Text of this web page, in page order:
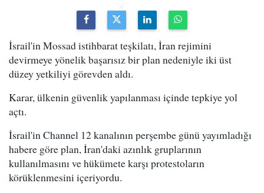
İsrail'in Mossad istihbarat teşkilatı, İran rejimini
devirmeye yönelik başarısız bir plan nedeniyle iki üst
düzey yetkiliyi görevden aldı.
Karar, ülkenin güvenlik yapılanması içinde tepkiye yol
açtı.
İsrail'in Channel 12 kanalının perşembe günü yayımladığı
habere göre plan, İran'daki azınlık gruplarının
kullanılmasını ve hükümete karşı protestoların
körüklenmesini içeriyordu.